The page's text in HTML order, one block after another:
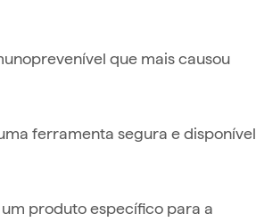
que mais causou
ferramenta segura e disponível
produto específico para a